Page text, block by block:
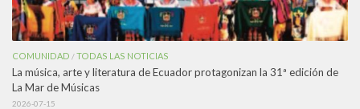
COMUNIDAD /TODAS LAS NOTICIAS
La música, arte y literatura de Ecuador protagonizan la 31ª edición de
La Mar de Músicas
2026-07-15